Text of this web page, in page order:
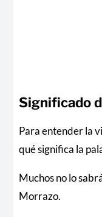
Significado
Para entender la
qué significa la
Muchos no lo
Morrazo.